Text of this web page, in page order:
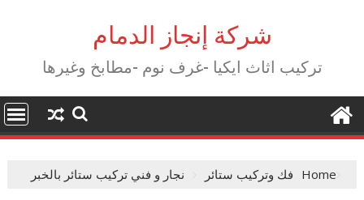
شركة إنجاز الدمام
تركيب اثاث ايكيا -غرف نوم -مطابخ وغيرها
Home فك وتركيب ستائر نجار و فني تركيب ستائر بالخبر